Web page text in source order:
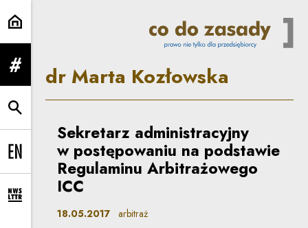
dr Marta Kozłowska | Co do
rozwiń menu
rozwiń wyszukiwarkę
Change language to EN
rozwiń formularz zapisu na newsletter
dr Marta Kozłowska
Sekretarz administracyjny
w postępowaniu na podstawie
Regulaminu Arbitrażowego
ICC
18.05.2017 arbitraż